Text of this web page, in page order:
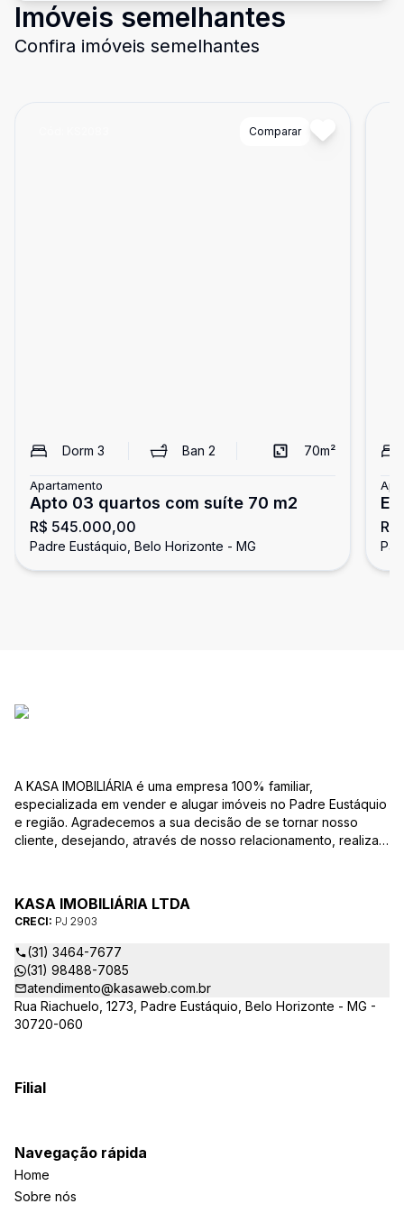
Imóveis semelhantes
Confira imóveis semelhantes
Comparar
Dorm 3 Ban2 70m²
Apartamento
Apto 03 quartos com suíte 70 m2
R$ 545.000,00
Padre Eustáquio, Belo Horizonte - MG
A KASA IMOBILIÁRIA é uma empresa 100% familiar,
especializada em vender e alugar imóveis no Padre Eustáquio
e região. Agradecemos a sua decisão de se tornar nosso
cliente, desejando, através de nosso relacionamento, realizar
uma equipe altamente qualificada e com a experiência de
quem atua há mais de 30 anos na região, desde de 1984,
destacamos alguns diferenciais importantes para o sucesso
dessa parceria.
KASA IMOBILIÁRIA LTDA
CRECI: PJ 2903
(31) 3464-7677
(31) 98488-7085
atendimento@kasaweb.com.br
Rua Riachuelo, 1273, Padre Eustáquio, Belo Horizonte - MG -
30720-060
Filial
Navegação rápida
Home
Sobre nós